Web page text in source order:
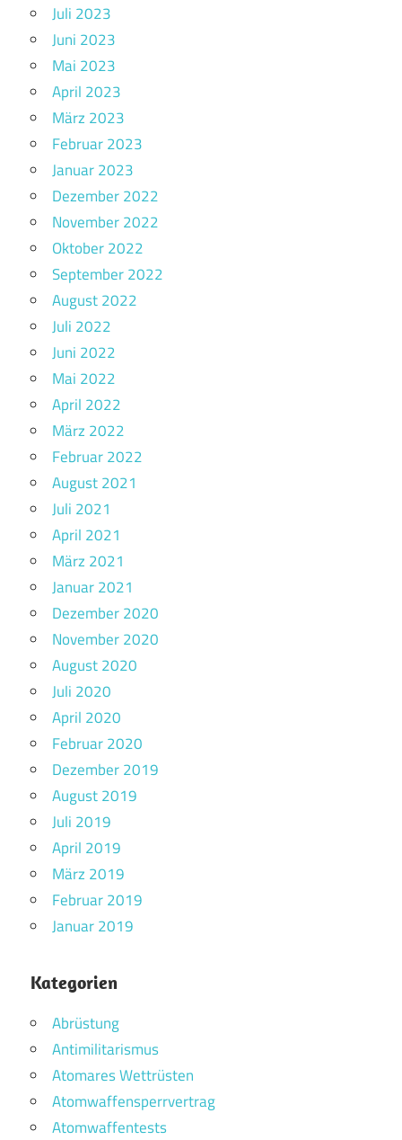
Juli 2023
Juni 2023
Mai 2023
April 2023
März 2023
Februar 2023
Januar 2023
Dezember 2022
November 2022
Oktober 2022
September 2022
August 2022
Juli 2022
Juni 2022
Mai 2022
April 2022
März 2022
Februar 2022
August 2021
Juli 2021
April 2021
März 2021
Januar 2021
Dezember 2020
November 2020
August 2020
Juli 2020
April 2020
Februar 2020
Dezember 2019
August 2019
Juli 2019
April 2019
März 2019
Februar 2019
Januar 2019
Kategorien
Abrüstung
Antimilitarismus
Atomares Wettrüsten
Atomwaffensperrvertrag
Atomwaffentests